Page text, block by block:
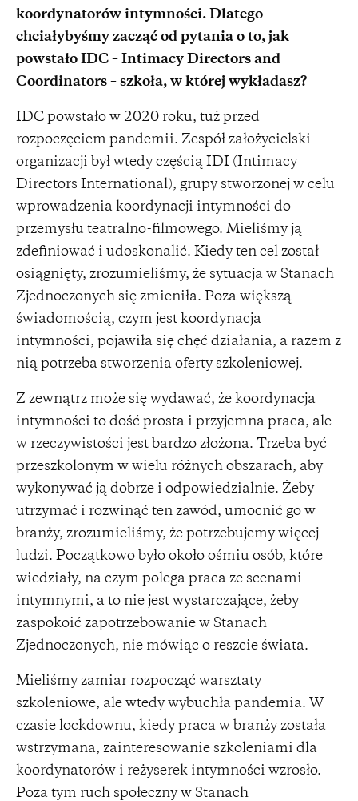
koordynatorów intymności. Dlatego
chciałybyśmy zacząć od pytania o to, jak
powstało IDC – Intimacy Directors and
Coordinators – szkoła, w której wykładasz?
IDC powstało w 2020 roku, tuż przed
rozpoczęciem pandemii. Zespół założycielski
organizacji był wtedy częścią IDI (Intimacy
Directors International), grupy stworzonej w celu
wprowadzenia koordynacji intymności do
przemysłu teatralno-filmowego. Mieliśmy ją
zdefiniować i udoskonalić. Kiedy ten cel został
osiągnięty, zrozumieliśmy, że sytuacja w Stanach
Zjednoczonych się zmieniła. Poza większą
świadomością, czym jest koordynacja
intymności, pojawiła się chęć działania, a razem z
nią potrzeba stworzenia oferty szkoleniowej.
Z zewnątrz może się wydawać, że koordynacja
intymności to dość prosta i przyjemna praca, ale
w rzeczywistości jest bardzo złożona. Trzeba być
przeszkolonym w wielu różnych obszarach, aby
wykonywać ją dobrze i odpowiedzialnie. Żeby
utrzymać i rozwinąć ten zawód, umocnić go w
branży, zrozumieliśmy, że potrzebujemy więcej
ludzi. Początkowo było około ośmiu osób, które
wiedziały, na czym polega praca ze scenami
intymnymi, a to nie jest wystarczające, żeby
zaspokoić zapotrzebowanie w Stanach
Zjednoczonych, nie mówiąc o reszcie świata.
Mieliśmy zamiar rozpocząć warsztaty
szkoleniowe, ale wtedy wybuchła pandemia. W
czasie lockdownu, kiedy praca w branży została
wstrzymana, zainteresowanie szkoleniami dla
koordynatorów i reżyserek intymności wzrosło.
Poza tym ruch społeczny w Stanach